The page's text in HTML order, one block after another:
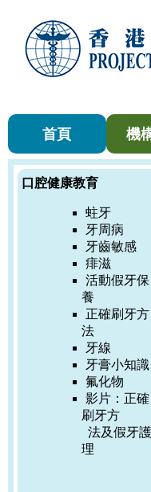
首頁 機
口腔健康教育
蛀牙
牙周病
牙齒敏感
痱滋
活動假牙保
養
正確刷牙方
法
牙線
牙膏小知識
氟化物
影片： 正確
刷牙方
法及假牙護
理